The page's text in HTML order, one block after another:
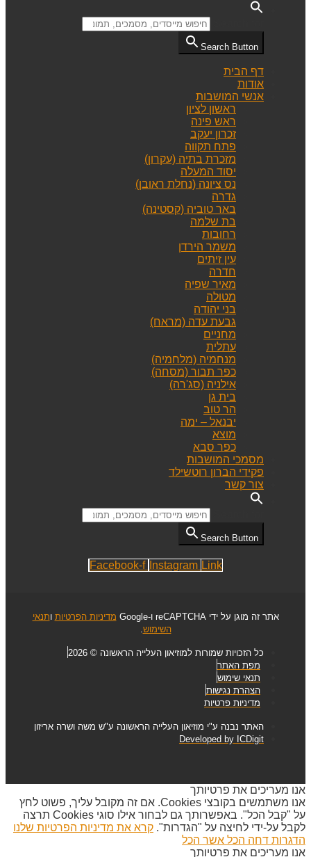
Search Button
דף הבית
אודות
אנשי המושבות
ראשון לציון
ראש פינה
זכרון יעקב
פתח תקווה
מזכרת בתיה (עקרון)
יסוד המעלה
נס ציונה (נחלת ראובן)
גדרה
באר טוביה (קסטינה)
בת שלמה
רחובות
משמר הירדן
עין זיתים
חדרה
מאיר שפיה
מטולה
בני יהודה
גבעת עדה (מראח)
מחניים
עתלית
מנחמיה (מלחמיה)
כפר תבור (מסחה)
אילניה (סג'רה)
בית גן
הר טוב
יבנאל – ימה
מוצא
כפר סבא
מסמכי המושבות
פקידי הברון רוטשילד
צור קשר
Search Button
Facebook-f Instagram Link
אתר זה מוגן על ידי reCAPTCHA ו-Google מדיניות הפרטיות ותנאי
השימוש
כל הזכויות שמורות למוזיאון העלייה הראשונה © 2026
מפת האתר
תנאי שימוש
הצהרת נגישות
מדיניות פרטיות
האתר נבנה ע"י מוזיאון העלייה הראשונה ע"ש משה ושרה אריזון
Developed by ICDigit
אנו מעריכים את פרטיותך
אנו משתמשים בקובצי Cookies. אם זה מקובל עליך, פשוט לחץ
על "קבל הכל". באפשרותך גם לבחור אילו סוגי Cookies תרצה
לקבל על-ידי לחיצה על "הגדרות". קרא את מדיניות הפרטיות שלנו
הדגרות דחה הכל אשר הכל
אנו מעריכים את פרטיותך